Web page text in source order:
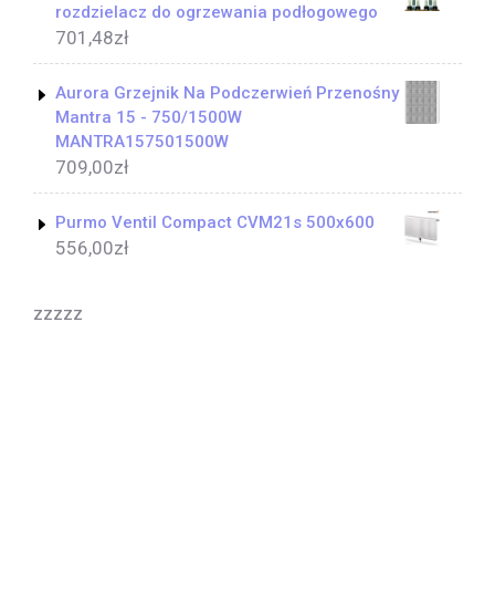
rozdzielacz do ogrzewania podłogowego
701,48zł
Aurora Grzejnik Na Podczerwień Przenośny
Mantra 15 - 750/1500W
MANTRA157501500W
709,00zł
Purmo Ventil Compact CVM21s 500x600
556,00zł
zzzzz